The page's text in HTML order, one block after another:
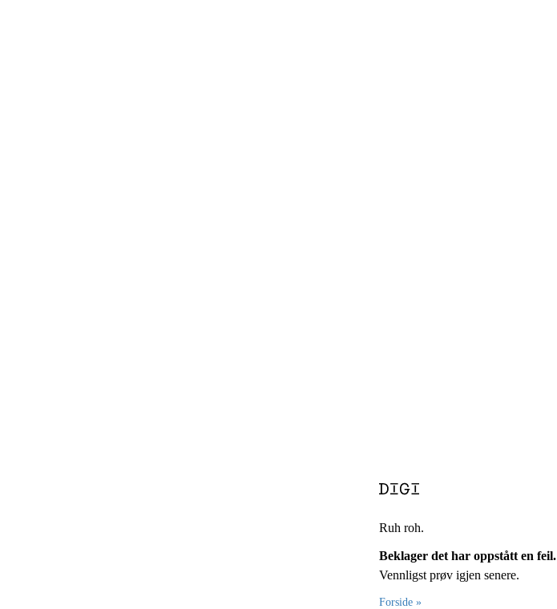
Ruh roh.
Beklager det har oppstått en feil.
Vennligst prøv igjen senere.
Forside »